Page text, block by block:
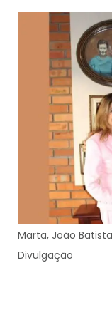
Marta, João
Divulgação